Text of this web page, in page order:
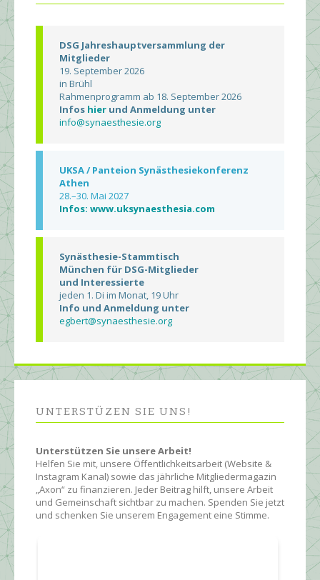
DSG Jahreshauptversammlung der
Mitglieder
19. September 2026
in Brühl
Rahmenprogramm ab 18. September 2026
Infos hier und Anmeldung unter
info@synaesthesie.org
UKSA / Panteion Synästhesiekonferenz
Athen
28.–30. Mai 2027
Infos: www.uksynaesthesia.com
Synästhesie-Stammtisch
München für DSG-Mitglieder
und Interessierte
jeden 1. Di im Monat, 19 Uhr
Info und Anmeldung unter
egbert@synaesthesie.org
UNTERSTÜZEN SIE UNS!
Unterstützen Sie unsere Arbeit!
Helfen Sie mit, unsere Öffentlichkeitsarbeit (Website &
Instagram Kanal) sowie das jährliche Mitgliedermagazin
„Axon“ zu finanzieren. Jeder Beitrag hilft, unsere Arbeit
und Gemeinschaft sichtbar zu machen. Spenden Sie jetzt
und schenken Sie unserem Engagement eine Stimme.